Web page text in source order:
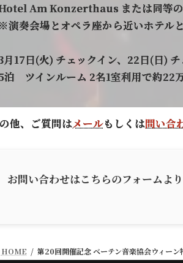
Am Konzerthaus または同等
※演奏会場とオペラ座から近いホテルと
月17日(火) チェックイン、22日(日)
泊 ツインルーム 2名1室利用で約22万
他、ご質問はメールもしくは問い合
お問い合わせはこちらのフォームより
HOME 第20回開催記念 ベーテン音楽協会ウィー